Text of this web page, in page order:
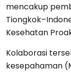
mencakup
Kesehatan
Kolaborasi
kesepahaman